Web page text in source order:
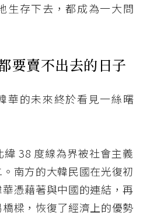
生存下去，都成為一大問
要賣不出去的日子
華的未來終於看見一絲曙
38 度線為界被社會主義
南方的大韓民國在光復初
憑藉著與中國的連結，再
樑，恢復了經濟上的優勢